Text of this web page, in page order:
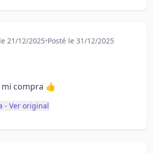
21/12/2025•Posté le 31/12/2025
mi compra 👍
- Ver original